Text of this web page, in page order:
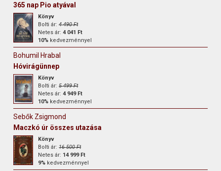
365 nap Pio atyával
Könyv
Bolti ár:4 490 Ft
Netes ár:4 041 Ft
10% kedvezménnyel
Bohumil Hrabal
Hóvirágünnep
Könyv
Bolti ár:5 499 Ft
Netes ár:4 949 Ft
10% kedvezménnyel
Sebők Zsigmond
Maczkó úr összes utazása
Könyv
Bolti ár:16 500 Ft
Netes ár: 14 999 Ft
9% kedvezménnyel